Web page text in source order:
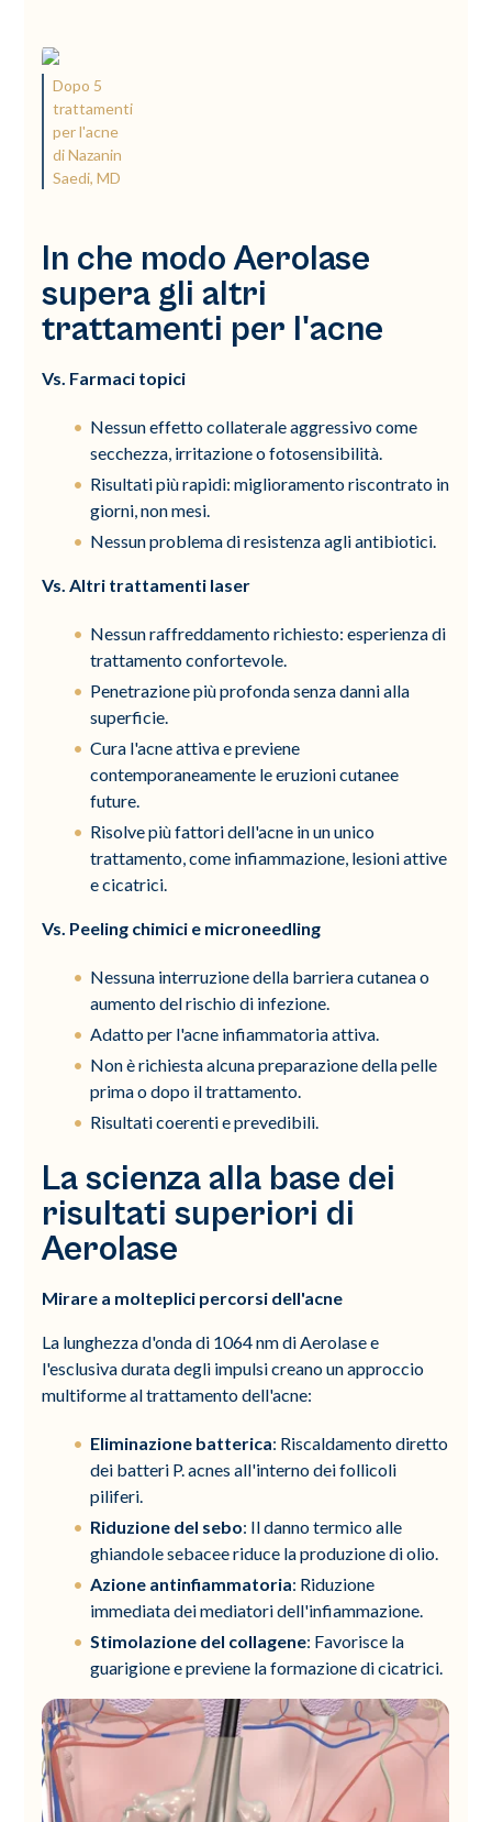
Dopo 5
trattamenti
per l'acne
di Nazanin
Saedi, MD
In che modo Aerolase
supera gli altri
trattamenti per l'acne
Vs. Farmaci topici
Nessun effetto collaterale aggressivo come
secchezza, irritazione o fotosensibilità.
Risultati più rapidi: miglioramento riscontrato in
giorni, non mesi.
Nessun problema di resistenza agli antibiotici.
Vs. Altri trattamenti laser
Nessun raffreddamento richiesto: esperienza di
trattamento confortevole.
Penetrazione più profonda senza danni alla
superficie.
Cura l'acne attiva e previene
contemporaneamente le eruzioni cutanee
future.
Risolve più fattori dell'acne in un unico
trattamento, come infiammazione, lesioni attive
e cicatrici.
Vs. Peeling chimici e microneedling
Nessuna interruzione della barriera cutanea o
aumento del rischio di infezione.
Adatto per l'acne infiammatoria attiva.
Non è richiesta alcuna preparazione della pelle
prima o dopo il trattamento.
Risultati coerenti e prevedibili.
La scienza alla base dei
risultati superiori di
Aerolase
Mirare a molteplici percorsi dell'acne
La lunghezza d'onda di 1064 nm di Aerolase e
l'esclusiva durata degli impulsi creano un approccio
multiforme al trattamento dell'acne:
Eliminazione batterica: Riscaldamento diretto
dei batteri P. acnes all'interno dei follicoli
piliferi.
Riduzione del sebo: Il danno termico alle
ghiandole sebacee riduce la produzione di olio.
Azione antinfiammatoria: Riduzione
immediata dei mediatori dell'infiammazione.
Stimolazione del collagene: Favorisce la
guarigione e previene la formazione di cicatrici.